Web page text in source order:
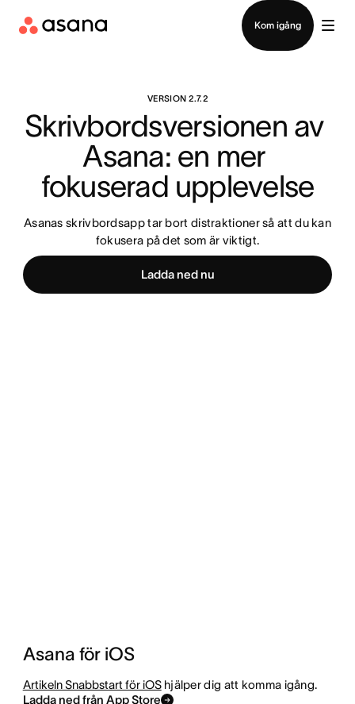
Kom igång
VERSION 2.7.2
Skrivbordsversionen av
Asana: en mer
fokuserad upplevelse
Asanas skrivbordsapp tar bort distraktioner så att du kan
fokusera på det som är viktigt.
Ladda ned nu
Asana för iOS
Artikeln Snabbstart för iOShjälper dig att komma igång.
Ladda ned från App Store